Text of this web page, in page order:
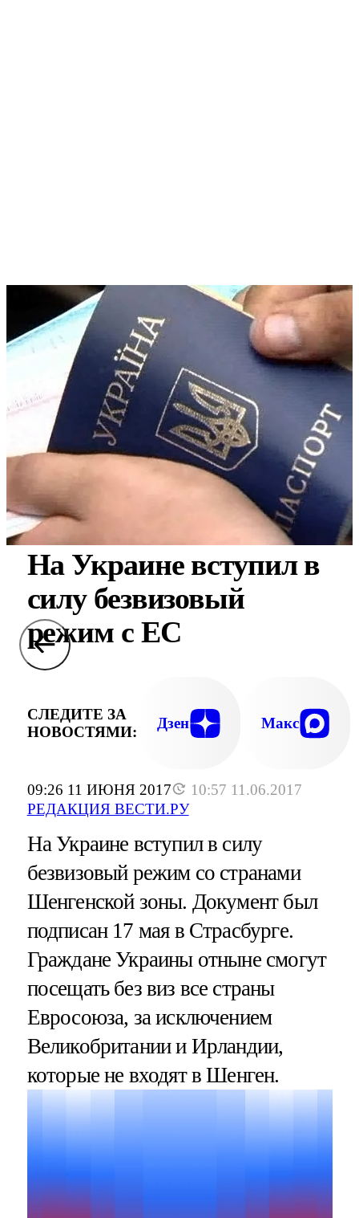
09:26 11 ИЮНЯ 2017
10:57 11.06.2017
РЕДАКЦИЯ ВЕСТИ.РУ
На Украине вступил в
силу безвизовый
режим с ЕС
СЛЕДИТЕ ЗА
НОВОСТЯМИ:
Дзен Макс
На Украине вступил в силу
безвизовый режим со странами
Шенгенской зоны. Документ был
подписан 17 мая в Страсбурге.
Граждане Украины отныне смогут
посещать без виз все страны
Евросоюза, за исключением
Великобритании и Ирландии,
которые не входят в Шенген.